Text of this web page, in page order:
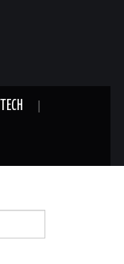
TECH